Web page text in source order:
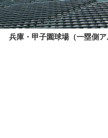
兵庫・甲子園球場（一塁側ア